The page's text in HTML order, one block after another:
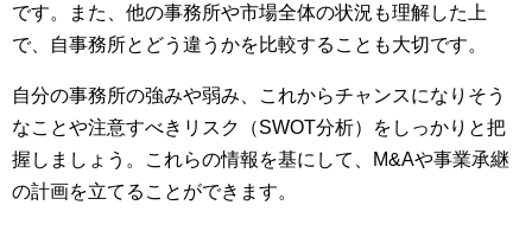
です。また、他の事務所や市場全体の状況も理解した上
で、自事務所とどう違うかを比較することも大切です。
自分の事務所の強みや弱み、これからチャンスになりそう
なことや注意すべきリスク（SWOT分析）をしっかりと把
握しましょう。これらの情報を基にして、M&Aや事業承継
の計画を立てることができます。